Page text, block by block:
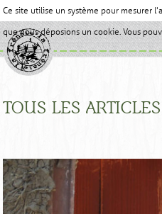
Ce site utilise un système pour mesurer
que nous déposions un cookie. Vous
TOUS LES ARTICLES